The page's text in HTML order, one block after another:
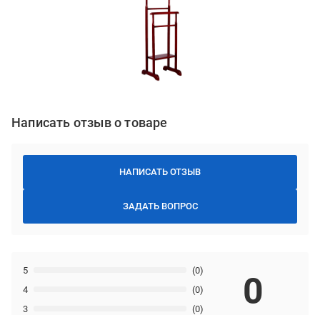
Написать отзыв о товаре
НАПИСАТЬ ОТЗЫВ
ЗАДАТЬ ВОПРОС
3 (0)
4 (0)
5 (0)
0